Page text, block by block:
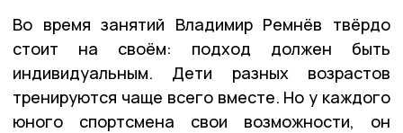
Во время занятий Владимир Ремнёв твёрдо
стоит на своём: подход должен быть
индивидуальным. Дети разных возрастов
тренируются чаще всего вместе. Но у каждого
юного спортсмена свои возможности, он